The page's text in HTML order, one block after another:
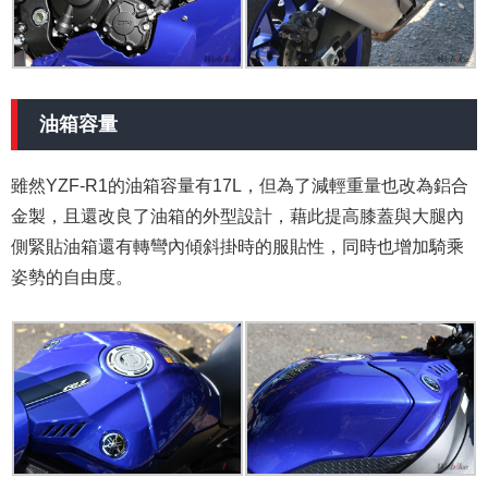
油箱容量
雖然YZF-R1的油箱容量有17L，但為了減輕重量也改為鋁合
金製，且還改良了油箱的外型設計，藉此提高膝蓋與大腿內
側緊貼油箱還有轉彎內傾斜掛時的服貼性，同時也增加騎乘
姿勢的自由度。